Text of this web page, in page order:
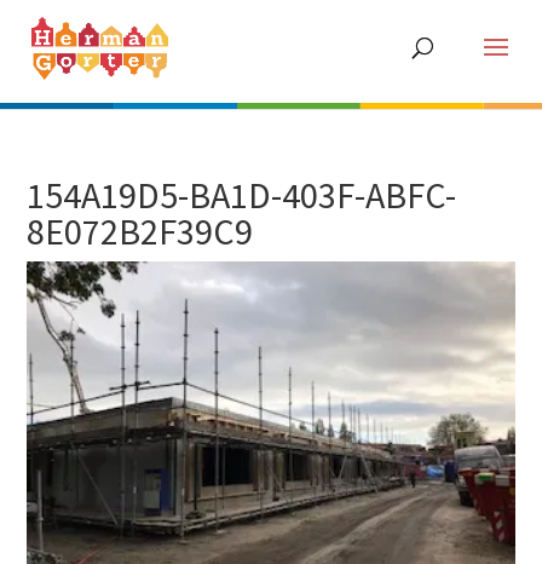
154A19D5-BA1D-403F-ABFC-
8E072B2F39C9